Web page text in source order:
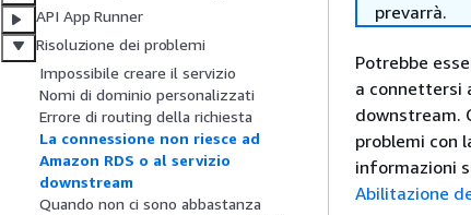
API App Runner
Risoluzione dei problemi
Impossibile creare il servizio
Nomi di dominio personalizzati
Errore di routing della richiesta
La connessione non riesce ad
Amazon RDS o al servizio
downstream
Quando non ci sono abbastanza
prevarrà.
Potrebbe
a connettersi
downstream.
problemi con
informazioni
Abilitazione